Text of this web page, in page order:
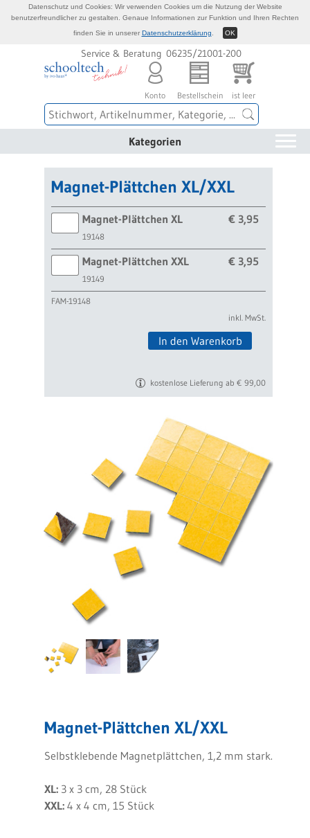
Service & Beratung 06235/21001-200
Konto Bestellschein ist leer
Kategorien
Magnet-Plättchen XL/XXL
Magnet-Plättchen XL
19148
€ 3,95
Magnet-Plättchen XXL
19149
€ 3,95
FAM-19148
inkl. MwSt.
In den Warenkorb
kostenlose Lieferung ab € 99,00
Magnet-Plättchen XL/XXL
Selbstklebende Magnetplättchen, 1,2 mm stark.
XL: 3 x 3 cm, 28 Stück
XXL: 4 x 4 cm, 15 Stück
Datenschutz und Cookies: Wir verwenden Cookies um die Nutzung der Website
benutzerfreundlicher zu gestalten. Genaue Informationen zur Funktion und Ihren Rechten
finden Sie in unserer Datenschutzerklärung OK